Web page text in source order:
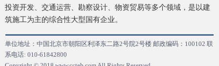
投资开发、交通运营、勘察设计、物资贸易等多个领域，是以建
筑施工为主的综合性大型国有企业。
单位地址：中国北京市朝阳区利泽东二路2号院2号楼 邮政编码：100102 联
系电话: 010-61842800